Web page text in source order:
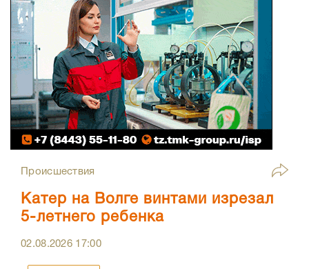
Происшествия
Катер на Волге винтами изрезал
5-летнего ребенка
02.08.2026 17:00